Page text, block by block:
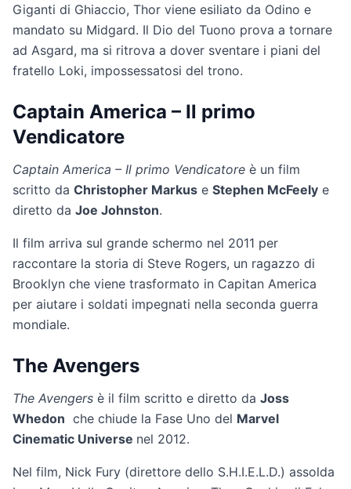
Giganti di Ghiaccio, Thor viene esiliato da Odino e
mandato su Midgard. Il Dio del Tuono prova a tornare
ad Asgard, ma si ritrova a dover sventare i piani del
fratello Loki, impossessatosi del trono.
Captain America – Il primo
Vendicatore
Captain America – Il primo Vendicatore è un film
scritto da Christopher Markus e Stephen McFeely e
diretto da Joe Johnston.
Il film arriva sul grande schermo nel 2011 per
raccontare la storia di Steve Rogers, un ragazzo di
Brooklyn che viene trasformato in Capitan America
per aiutare i soldati impegnati nella seconda guerra
mondiale.
The Avengers
The Avengers è il film scritto e diretto da Joss
Whedon che chiude la Fase Uno del Marvel
Cinematic Universe nel 2012.
Nel film, Nick Fury (direttore dello S.H.I.E.L.D.) assolda